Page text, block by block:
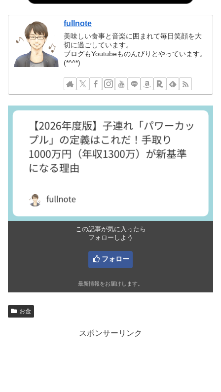
fullnote
美味しい食事と音楽に囲まれて毎日笑顔を大
切に過ごしています。
ブログもYoutubeものんびりとやっています。
(*^^*)
この記事が気に入ったら
フォローしよう
フォロー
最新情報をお届けします。
お金
スポンサーリンク